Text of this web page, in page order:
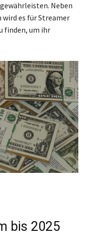
Neben
es für Streamer
finden, um ihr
bis 2025